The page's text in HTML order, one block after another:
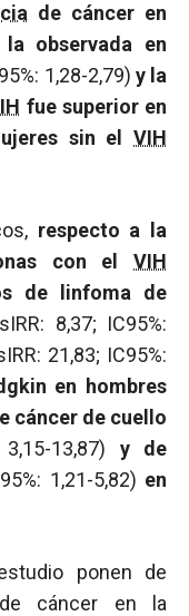
de cáncer en
observada en
1,28-2,79) y la
fue superior en
sin el VIH
respecto a la
con el VIH
de linfoma de
8,37; IC95%:
21,83; IC95%:
en hombres
cáncer de cuello
13,87) y de
1,21-5,82) en
ponen de
cáncer en la